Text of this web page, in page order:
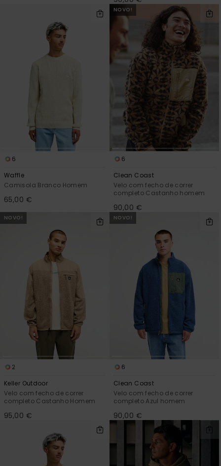
6
Waffle
Camisola Branco Homem
65,00 €
NOVO!
6
Clean Coast
Velo com fecho de correr
completo Castanho homem
90,00 €
NOVO!
2
Keller Outdoor
Velo com fecho de correr
completo Castanho Homem
95,00 €
NOVO!
6
Clean Coast
Velo com fecho de correr
completo Azul homem
90,00 €